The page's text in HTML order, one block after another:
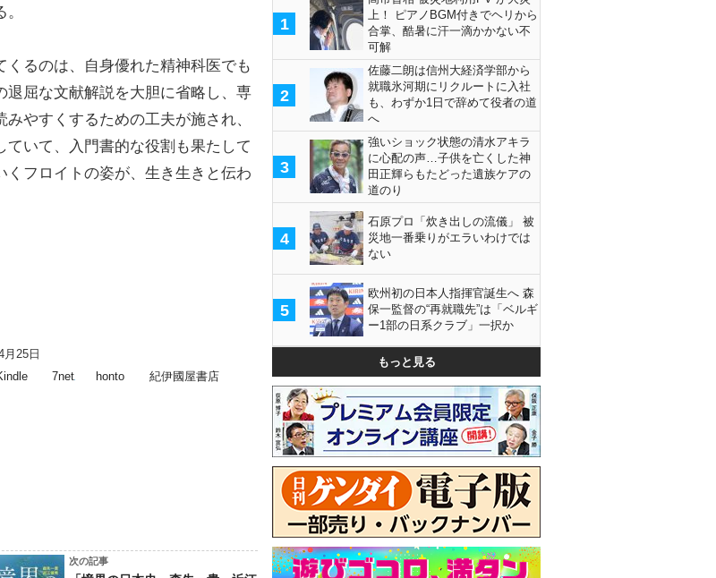
るのは、自身優れた精神科医でも
屈な文献解説を大胆に省略し、専
やすくするための工夫が施され、
いて、入門書的な役割も果たして
フロイトの姿が、生き生きと伝わ
25日
7net honto 紀伊國屋書店
次の記事
1
上！ ピアノBGM付きでヘリから
合掌、酷暑に汗一滴かかない不
可解
2
佐藤二朗は信州大経済学部から
就職氷河期にリクルートに入社
も、わずか1日で辞めて役者の道
へ
3
強いショック状態の清水アキラ
に心配の声…子供を亡くした神
田正輝らもたどった遺族ケアの
道のり
4
石原プロ「炊き出しの流儀」 被
災地一番乗りがエラいわけでは
ない
5
欧州初の日本人指揮官誕生へ 森
保一監督の“再就職先”は「ベルギ
ー1部の日系クラブ」一択か
もっと見る